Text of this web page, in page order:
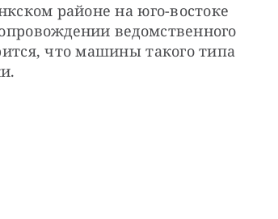
районе на юго-востоке
ведомственного
что машины такого типа